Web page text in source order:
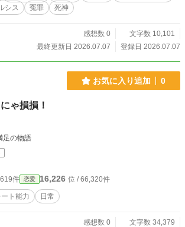
シス 冤罪 死神
感想数 0
文字数 10,101
最終更新日 2026.07.07
登録日 2026.07.07
お気に入り追加 0
ゃ損損！
足の物語
件 恋愛 16,226 位 / 66,320件
ト能力 日常
感想数 0
文字数 34,379